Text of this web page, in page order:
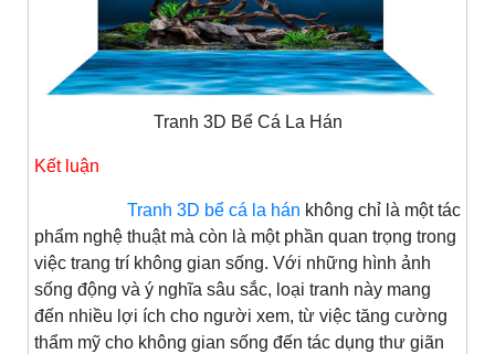
Tranh 3D Bể Cá La Hán
Kết luận
Tranh 3D bể cá la hán không chỉ là một tác
phẩm nghệ thuật mà còn là một phần quan trọng trong
việc trang trí không gian sống. Với những hình ảnh
sống động và ý nghĩa sâu sắc, loại tranh này mang
đến nhiều lợi ích cho người xem, từ việc tăng cường
thẩm mỹ cho không gian sống đến tác dụng thư giãn